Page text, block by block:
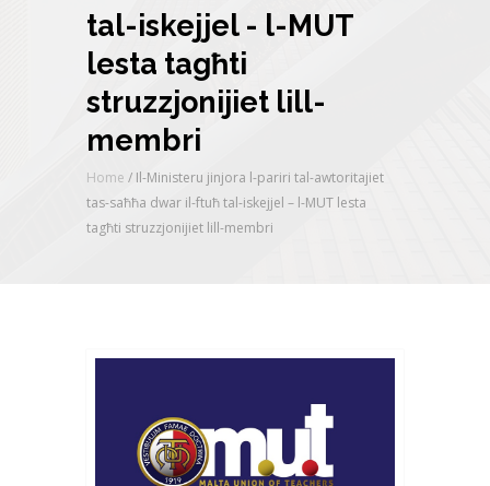
tal-iskejjel - l-MUT
lesta tagħti
struzzjonijiet lill-
membri
Home / Il-Ministeru jinjora l-pariri tal-awtoritajiet
tas-saħħa dwar il-ftuħ tal-iskejjel – l-MUT lesta
tagħti struzzjonijiet lill-membri